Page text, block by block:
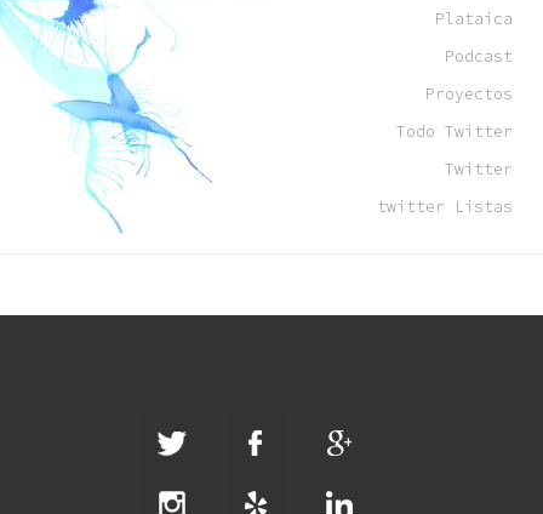
Plataica
Podcast
Proyectos
Todo Twitter
Twitter
twitter Listas